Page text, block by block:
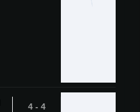
4 - 4